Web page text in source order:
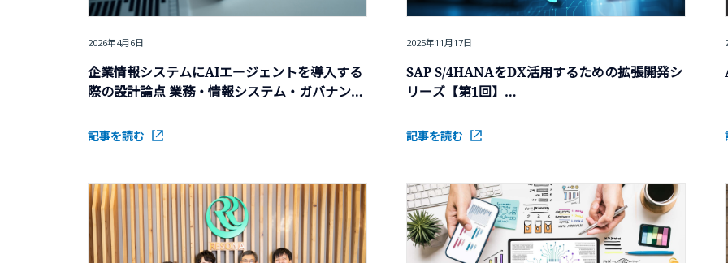
2026年4月6日
企業情報システムにAIエージェントを導入する
際の設計論点 業務・情報システム・ガバナンス
記事を読む
2025年11月17日
SAP S/4HANAをDX活用するための拡張開発シ
リーズ【第1回】
題とBTPでの解決の方向性
記事を読む